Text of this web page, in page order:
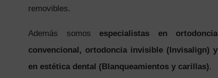
removibles.
Además somos especialistas en ortodoncia
convencional, ortodoncia invisible (Invisalign) y
en estética dental (Blanqueamientos y carillas).